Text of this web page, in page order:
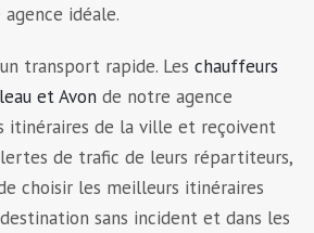
idéale.
transport rapide. Les chauffeurs
et Avon de notre agence
itinéraires de la ville et reçoivent
de trafic de leurs répartiteurs,
choisir les meilleurs itinéraires
sans incident et dans les